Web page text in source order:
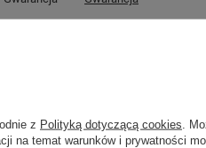
Więcej 20
z Polityką dotyczącą cookies .
na temat warunków i prywatności